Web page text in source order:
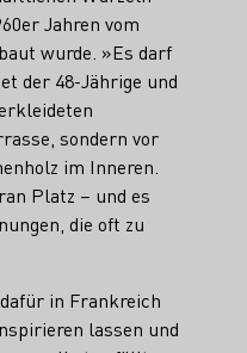
Jahren vom
wurde. »Es darf
der 48-Jährige und
sondern vor
im Inneren.
Platz – und es
die oft zu
in Frankreich
lassen und